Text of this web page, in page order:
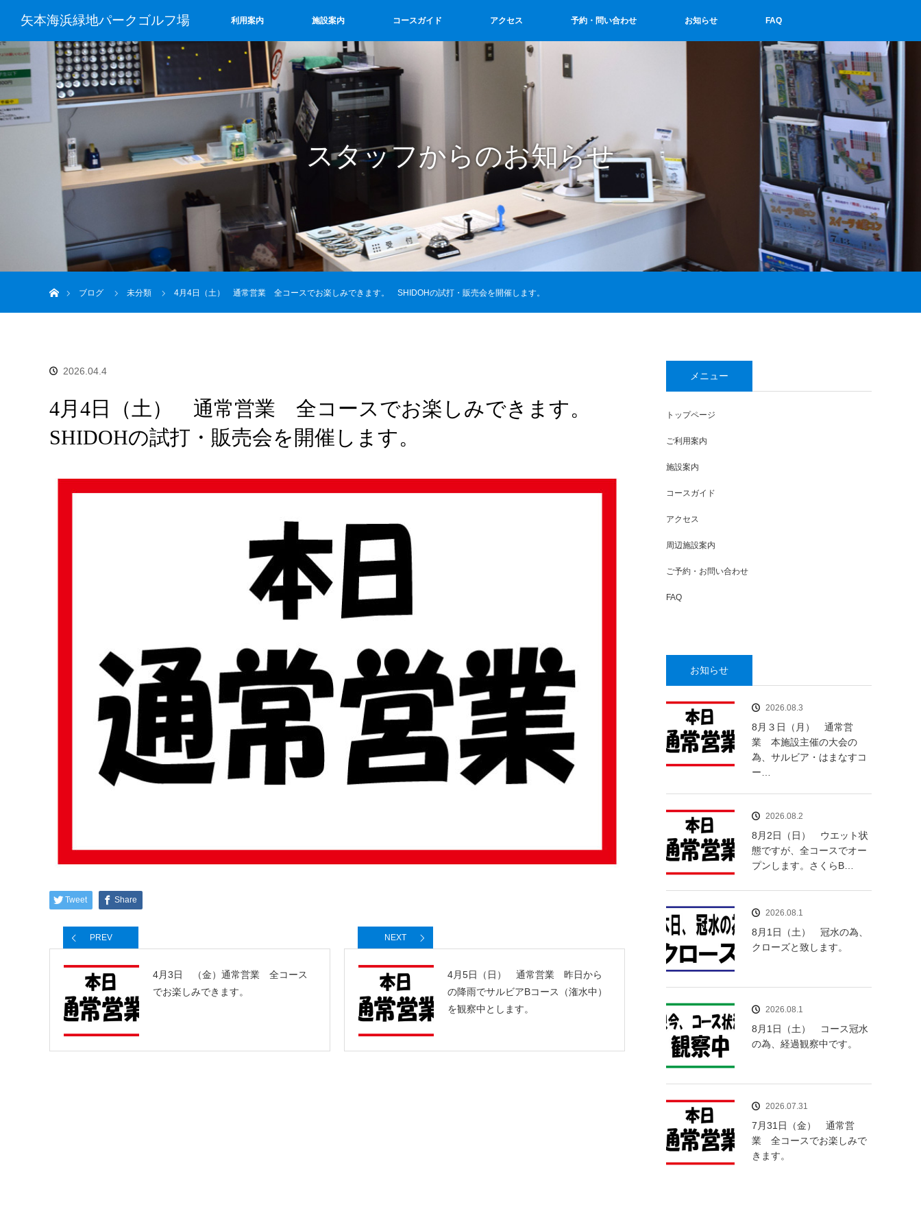
矢本海浜緑地パークゴルフ場 利用案内 施設案内 コースガイド アクセス 予約・問い合わせ お知らせ FAQ
スタッフからのお知らせ
ブログ
未分類 4月4日（土） 通常営業 全コースでお楽しみできます。 SHIDOHの試打・販売会を開催します。
2026.04.4
4月4日（土） 通常営業 全コースでお楽しみできます。
SHIDOHの試打・販売会を開催します。
Tweet Share
PREV
4月3日 （金）通常営業 全コース
でお楽しみできます。
NEXT
4月5日（日） 通常営業 昨日から
の降雨でサルビアBコース（潅水中）
を観察中とします。
メニュー
トップページ
ご利用案内
施設案内
コースガイド
アクセス
周辺施設案内
ご予約・お問い合わせ
FAQ
お知らせ
2026.08.3
8月３日（月） 通常営
業 本施設主催の大会の
為、サルビア・はまなすコ
ー…
2026.08.2
8月2日（日） ウエット状
態ですが、全コースでオー
プンします。さくらB…
2026.08.1
8月1日（土） 冠水の為、
クローズと致します。
2026.08.1
8月1日（土） コース冠水
の為、経過観察中です。
2026.07.31
7月31日（金） 通常営
業 全コースでお楽しみで
きます。